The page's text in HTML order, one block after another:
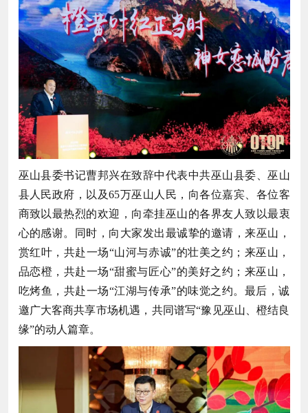
巫山县委书记曹邦兴在致辞中代表中共巫山县委、巫山
县人民政府，以及65万巫山人民，向各位嘉宾、各位客
商致以最热烈的欢迎，向牵挂巫山的各界友人致以最衷
心的感谢。同时，向大家发出最诚挚的邀请，来巫山，
赏红叶，共赴一场“山河与赤诚”的壮美之约；来巫山，
品恋橙，共赴一场“甜蜜与匠心”的美好之约；来巫山，
吃烤鱼，共赴一场“江湖与传承”的味觉之约。最后，诚
邀广大客商共享市场机遇，共同谱写“豫见巫山、橙结良
缘”的动人篇章。